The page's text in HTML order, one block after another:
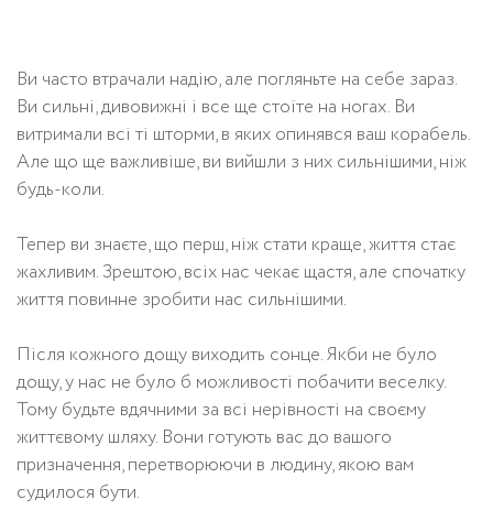
Ви часто втрачали надію, але погляньте на себе зараз.
Ви сильні, дивовижні і все ще стоїте на ногах. Ви
витримали всі ті шторми, в яких опинявся ваш корабель.
Але що ще важливіше, ви вийшли з них сильнішими, ніж
будь-коли.
Тепер ви знаєте, що перш, ніж стати краще, життя стає
жахливим. Зрештою, всіх нас чекає щастя, але спочатку
життя повинне зробити нас сильнішими.
Після кожного дощу виходить сонце. Якби не було
дощу, у нас не було б можливості побачити веселку.
Тому будьте вдячними за всі нерівності на своєму
життєвому шляху. Вони готують вас до вашого
призначення, перетворюючи в людину, якою вам
судилося бути.